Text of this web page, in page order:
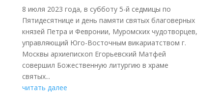
8 июля 2023 года, в субботу 5-й седмицы по
Пятидесятнице и день памяти святых благоверных
князей Петра и Февронии, Муромских чудотворцев,
управляющий Юго-Восточным викариатством г.
Москвы архиепископ Егорьевский Матфей
совершил Божественную литургию в храме
святых...
читать далее